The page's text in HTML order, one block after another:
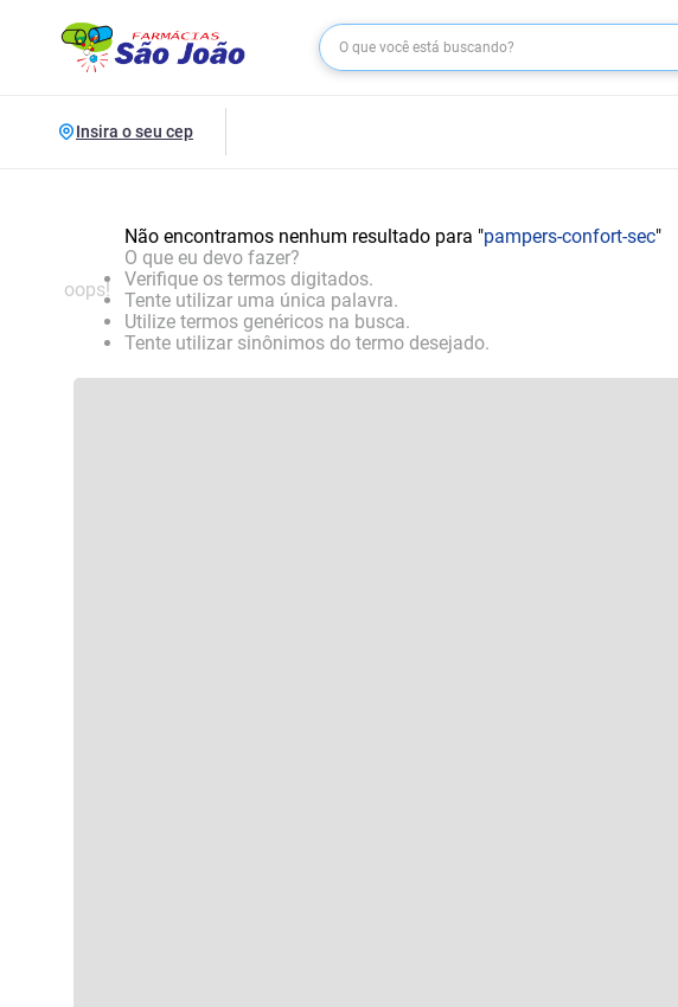
Insira o seu cep
oops!
Não encontramos nenhum resultado para "pampers-confort-sec"
O que eu devo fazer?
Verifique os termos digitados.
Tente utilizar uma única palavra.
Utilize termos genéricos na busca.
Tente utilizar sinônimos do termo desejado.